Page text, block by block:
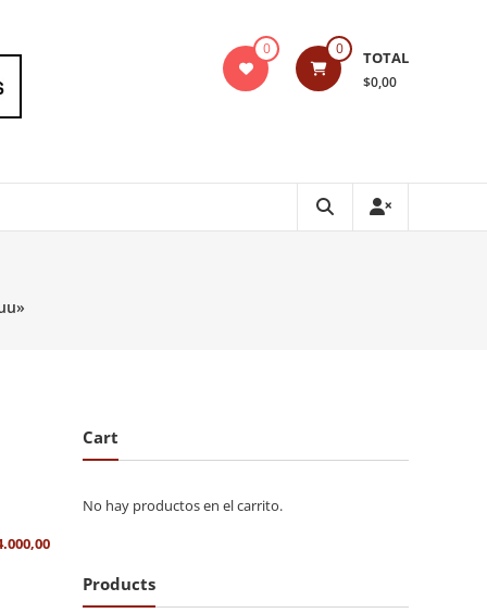
0 0 TOTAL
$0,00
Cart
No hay productos en el carrito.
Products